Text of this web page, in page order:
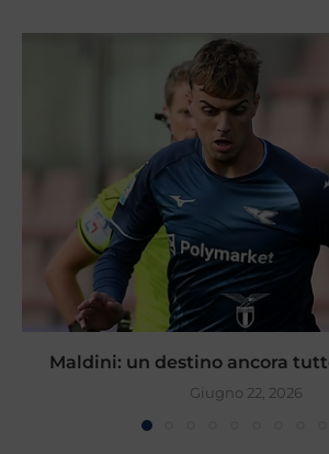
Maldini: un destino ancora
Giugno 22, 2026